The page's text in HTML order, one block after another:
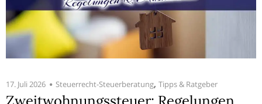
17. Juli 2026 Steuerrecht-Steuerberatung, Tipps & Ratgeber